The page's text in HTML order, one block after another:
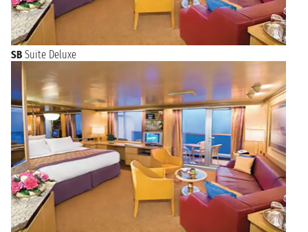
SB Suite Deluxe